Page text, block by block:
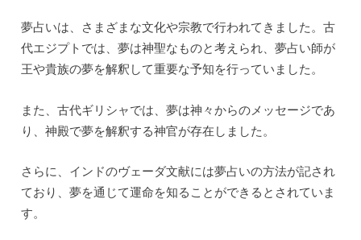
夢占いは、さまざまな文化や宗教で行われてきました。古
代エジプトでは、夢は神聖なものと考えられ、夢占い師が
王や貴族の夢を解釈して重要な予知を行っていました。
また、古代ギリシャでは、夢は神々からのメッセージであ
り、神殿で夢を解釈する神官が存在しました。
さらに、インドのヴェーダ文献には夢占いの方法が記され
ており、夢を通じて運命を知ることができるとされていま
す。